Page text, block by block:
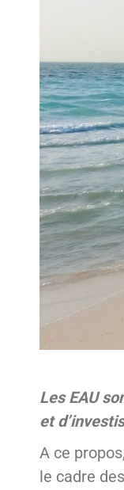
Les EAU
et
A ce
le cadre